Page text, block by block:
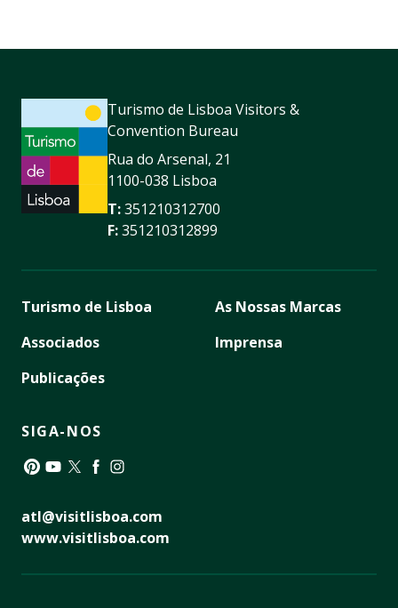
Turismo de Lisboa Visitors &
Convention Bureau
Rua do Arsenal, 21
1100-038 Lisboa
T:351210312700
F:351210312899
Turismo de Lisboa
Associados
Publicações
As Nossas Marcas
Imprensa
SIGA-NOS
atl@visitlisboa.com
www.visitlisboa.com